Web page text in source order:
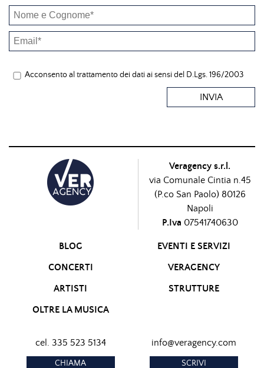
Acconsento al trattamento dei dati ai sensi del D.Lgs. 196/2003
INVIA
Veragency s.r.l.
via Comunale Cintia n.45
(P.co San Paolo) 80126
Napoli
P.Iva 07541740630
BLOG
CONCERTI
ARTISTI
OLTRE LA MUSICA
EVENTI E SERVIZI
VERAGENCY
STRUTTURE
cel. 335 523 5134
CHIAMA
info@veragency.com
SCRIVI